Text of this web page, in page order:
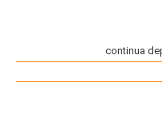
continua